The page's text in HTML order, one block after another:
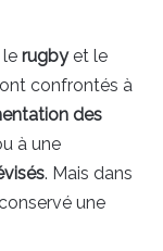
rugbyet le
confrontés à
des
à une
. Mais dans
une